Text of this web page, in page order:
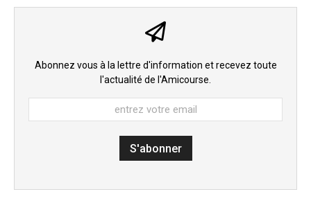
Abonnez vous à la lettre d'information et recevez toute
l'actualité de l'Amicourse.